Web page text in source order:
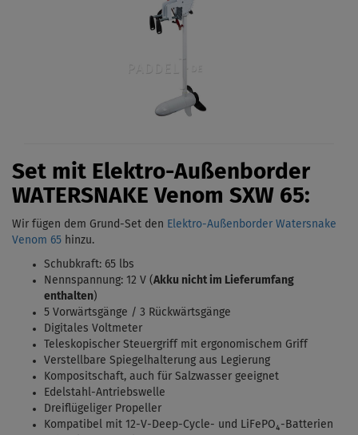
Set mit Elektro-Außenborder
WATERSNAKE Venom SXW 65:
Wir fügen dem Grund-Set den Elektro-Außenborder Watersnake
Venom 65 hinzu.
Schubkraft: 65 lbs
Nennspannung: 12 V (Akku nicht im Lieferumfang
enthalten)
5 Vorwärtsgänge / 3 Rückwärtsgänge
Digitales Voltmeter
Teleskopischer Steuergriff mit ergonomischem Griff
Verstellbare Spiegelhalterung aus Legierung
Kompositschaft, auch für Salzwasser geeignet
Edelstahl-Antriebswelle
Dreiflügeliger Propeller
Kompatibel mit 12-V-Deep-Cycle- und LiFePO₄-Batterien